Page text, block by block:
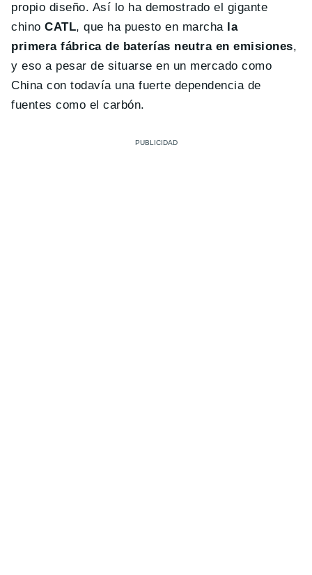
propio diseño. Así lo ha demostrado el gigante
chinoCATL, que ha puesto en marcha la
primera fábrica de baterías neutra en emisiones,
y eso a pesar de situarse en un mercado como
China con todavía una fuerte dependencia de
fuentes como el carbón.